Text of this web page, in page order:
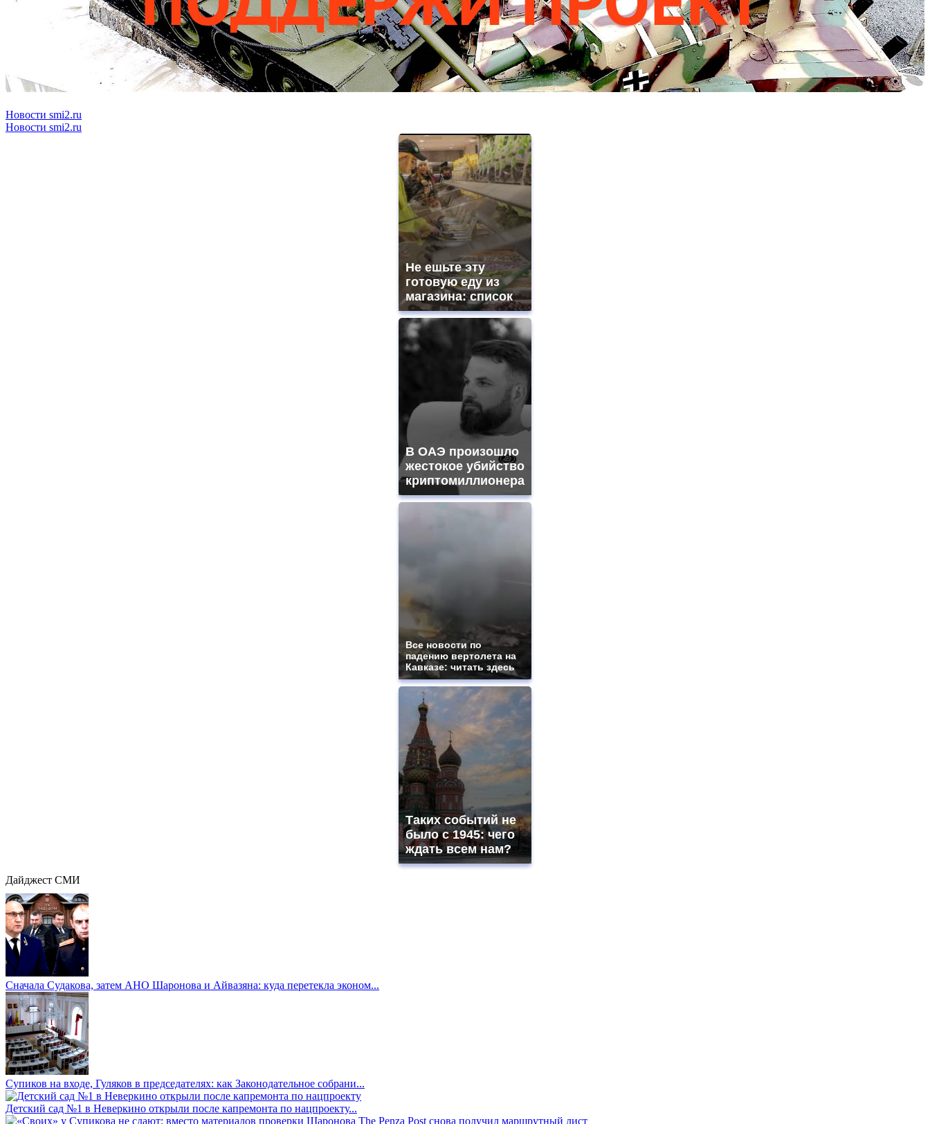
Новости smi2.ru
Новости smi2.ru
Не ешьте эту
готовую еду из
магазина: список
В ОАЭ произошло
жестокое убийство
криптомиллионера
Все новости по
падению вертолета на
Кавказе: читать здесь
Таких событий не
было с 1945: чего
ждать всем нам?
Дайджест СМИ
Сначала Судакова, затем АНО Шаронова и Айвазяна: куда перетекла эконом...
Супиков на входе, Гуляков в председателях: как Законодательное собрани...
Детский сад №1 в Неверкино открыли после капремонта по нацпроекту...